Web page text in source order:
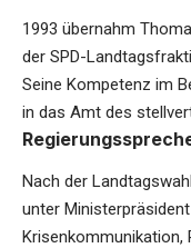
1993 übernahm
der SPD-
Seine Kompetenz im
in das Amt des
Nach der
unter
Krisenkommunikation,